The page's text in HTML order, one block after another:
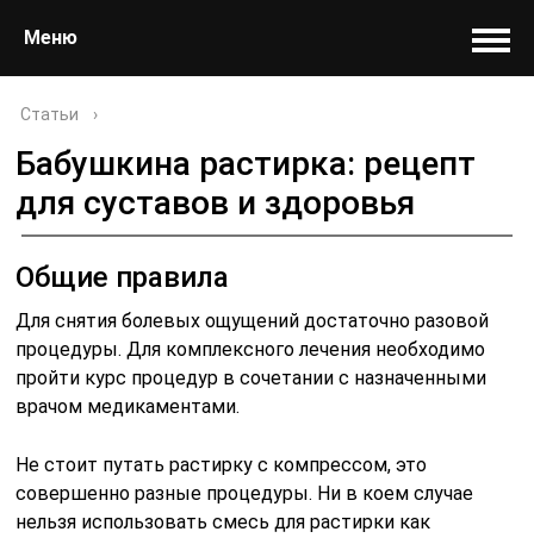
Меню
Статьи ›
Бабушкина растирка: рецепт
для суставов и здоровья
Общие правила
Для снятия болевых ощущений достаточно разовой
процедуры. Для комплексного лечения необходимо
пройти курс процедур в сочетании с назначенными
врачом медикаментами.
Не стоит путать растирку с компрессом, это
совершенно разные процедуры. Ни в коем случае
нельзя использовать смесь для растирки как